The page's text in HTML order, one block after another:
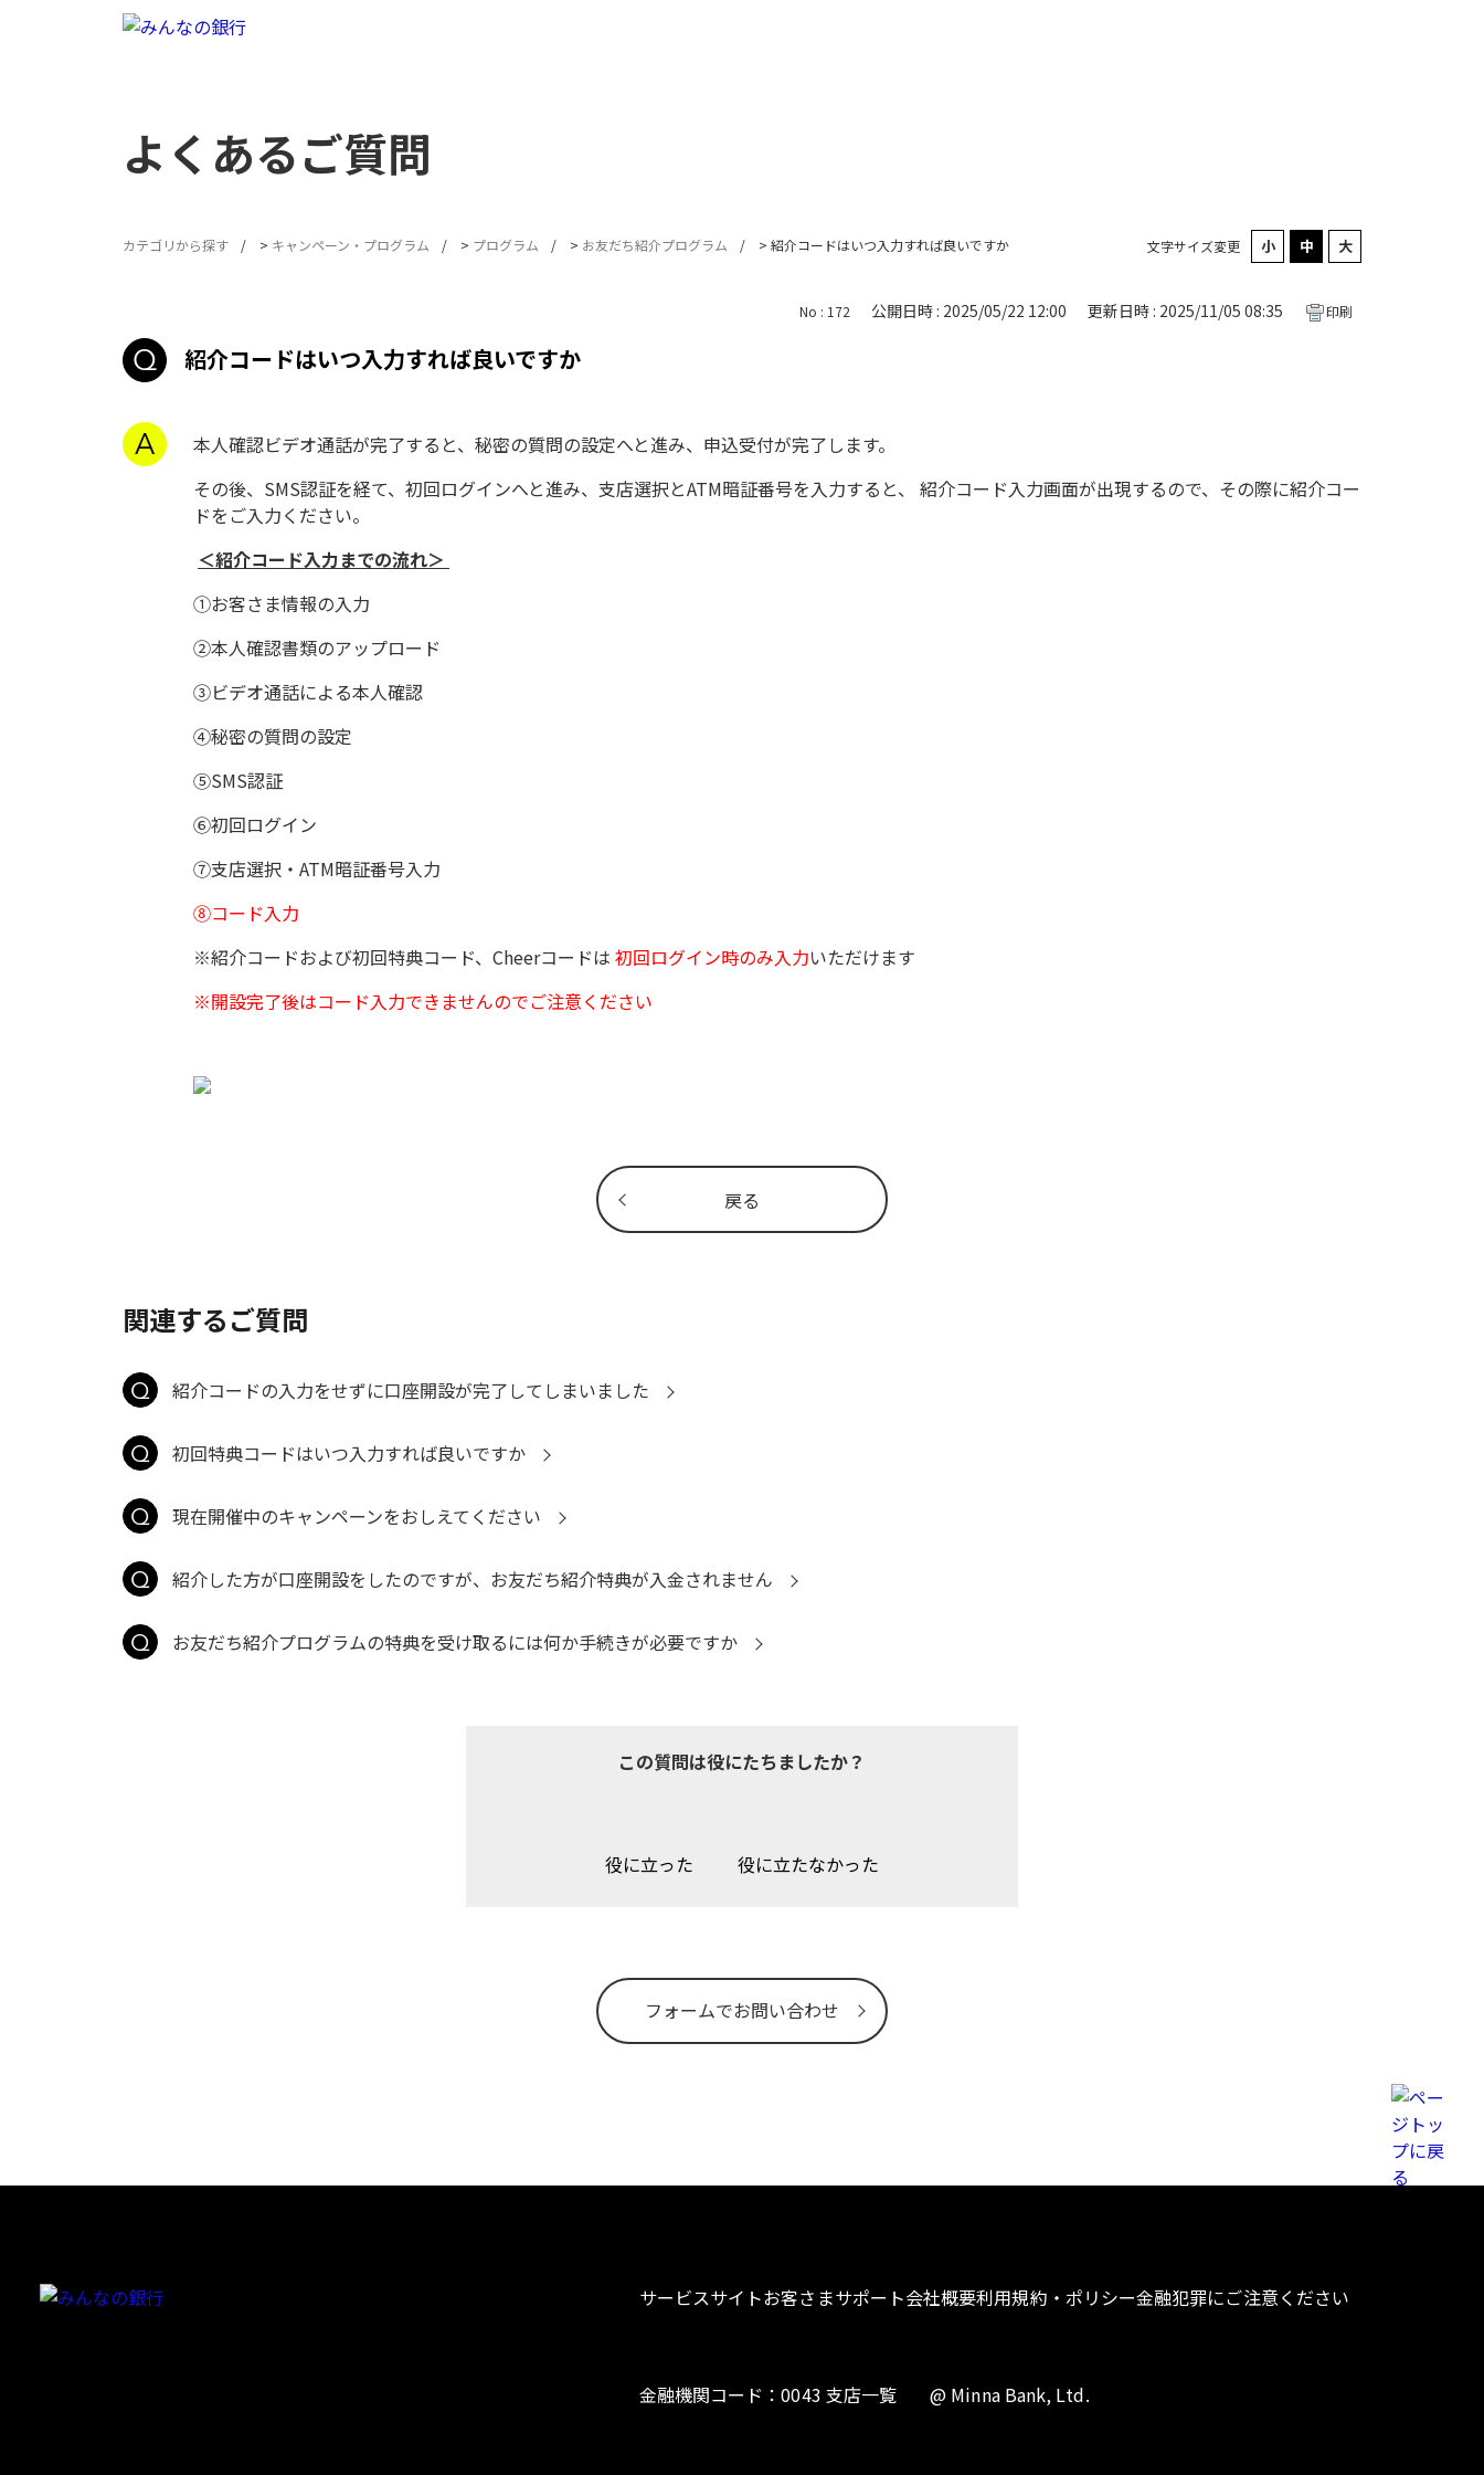
よくあるご質問
文字サイズ変更
カテゴリから探す > キャンペーン・プログラム > プログラム > お友だち紹介プログラム > 紹介コードはいつ入力すれば良いですか
戻る
No : 172 公開日時 : 2025/05/22 12:00 更新日時 : 2025/11/05 08:35 印刷
紹介コードはいつ入力すれば良いですか
本人確認ビデオ通話が完了すると、秘密の質問の設定へと進み、申込受付が完了します。
その後、SMS認証を経て、初回ログインへと進み、支店選択とATM暗証番号を入力すると、 紹介コード入力画面が出現するので、その際に紹介コー
ドをご入力ください。
＜紹介コード入力までの流れ＞
①お客さま情報の入力
②本人確認書類のアップロード
③ビデオ通話による本人確認
④秘密の質問の設定
⑤SMS認証
⑥初回ログイン
⑦支店選択・ATM暗証番号入力
⑧コード入力
※紹介コードおよび初回特典コード、Cheerコードは初回ログイン時のみ入力いただけます
※開設完了後はコード入力できませんのでご注意ください
関連するご質問
紹介コードの入力をせずに口座開設が完了してしまいました
初回特典コードはいつ入力すれば良いですか
現在開催中のキャンペーンをおしえてください
紹介した方が口座開設をしたのですが、お友だち紹介特典が入金されません
お友だち紹介プログラムの特典を受け取るには何か手続きが必要ですか
この質問は役にたちましたか？
役に立った 役に立たなかった
フォームでお問い合わせ
サービスサイトお客さまサポート会社概要利用規約・ポリシー金融犯罪にご注意ください
金融機関コード：0043 支店一覧 @ Minna Bank, Ltd.